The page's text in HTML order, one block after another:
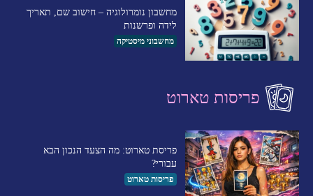
מחשבון נומרולוגיה – חישוב שם, תאריך
לידה ופרשנות
מחשבוני מיסטיקה
פריסות טארוט
פריסת טארוט: מה הצעד הנכון הבא
עבורי?
פריסות טארוט